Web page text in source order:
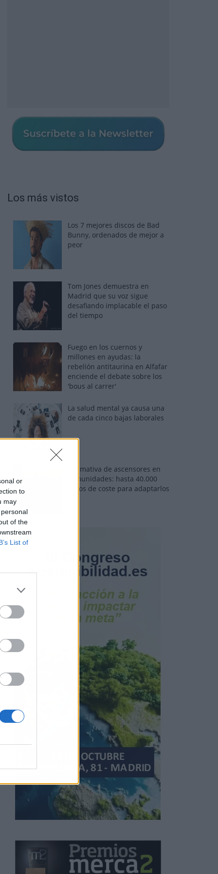
or
to
may
of the
List of
Los más vistos
Los 7 mejores discos de Bad
Bunny, ordenados de mejor a
peor
Tom Jones demuestra en
Madrid que su voz sigue
desafiando implacable el paso
del tiempo
Fuego en los cuernos y
millones en ayudas: la
rebelión antitaurina en Alfafar
enciende el debate sobre los
'bous al carrer'
La salud mental ya causa una
de cada cinco bajas laborales
Normativa de ascensores en
comunidades: hasta 40.000
euros de coste para adaptarlos